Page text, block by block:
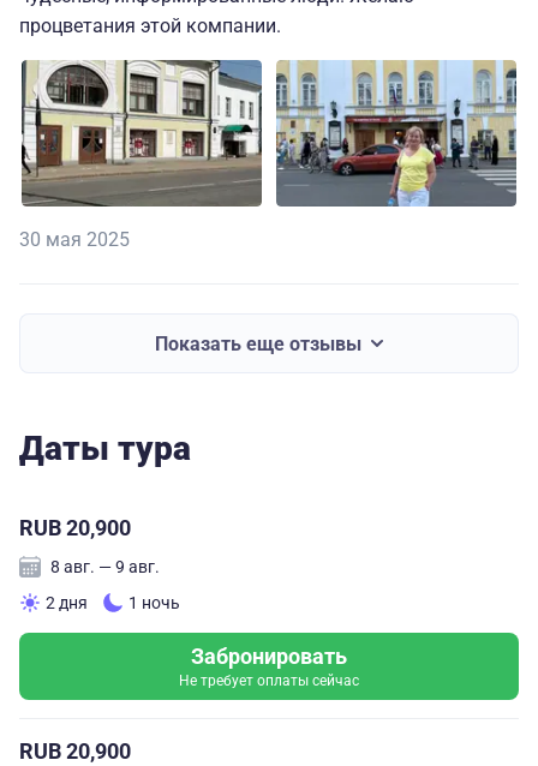
процветания этой компании.
30 мая 2025
Показать еще отзывы
Даты тура
RUB 20,900
8 авг. — 9 авг.
2 дня
1 ночь
Забронировать
Не требует оплаты сейчас
RUB 20,900